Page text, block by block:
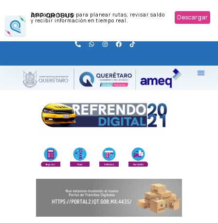
APP QROBUS
Descarga la app para planear rutas, revisar saldo
y recibir información en tiempo real.
Descargar